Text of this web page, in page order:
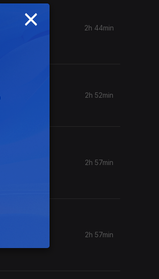
2h 44min
2h 52min
2h 57min
2h 57min
×